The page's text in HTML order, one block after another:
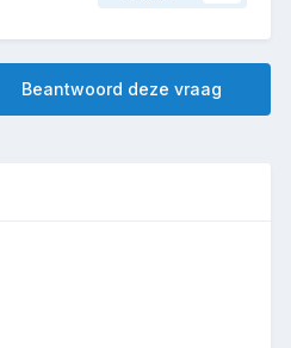
Beantwoord deze vraag